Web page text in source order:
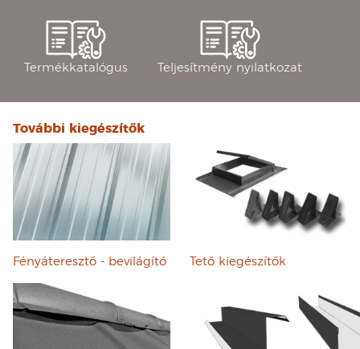
Termékkatalógus Teljesítmény nyilatkozat
További kiegészítők
Fényáteresztő - bevilágító Tető kiegészítők